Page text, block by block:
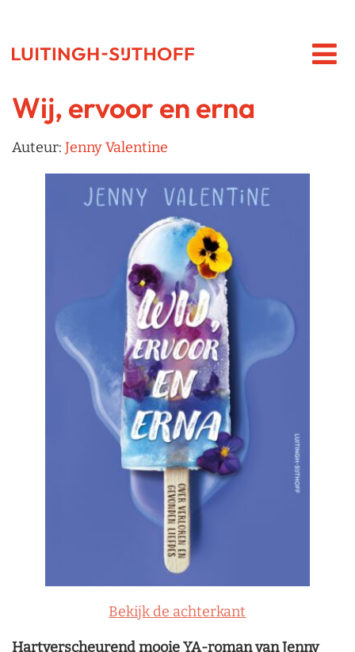
Wij, ervoor en erna
Auteur: Jenny Valentine
Bekijk de achterkant
Hartverscheurend mooie YA-roman van Jenny